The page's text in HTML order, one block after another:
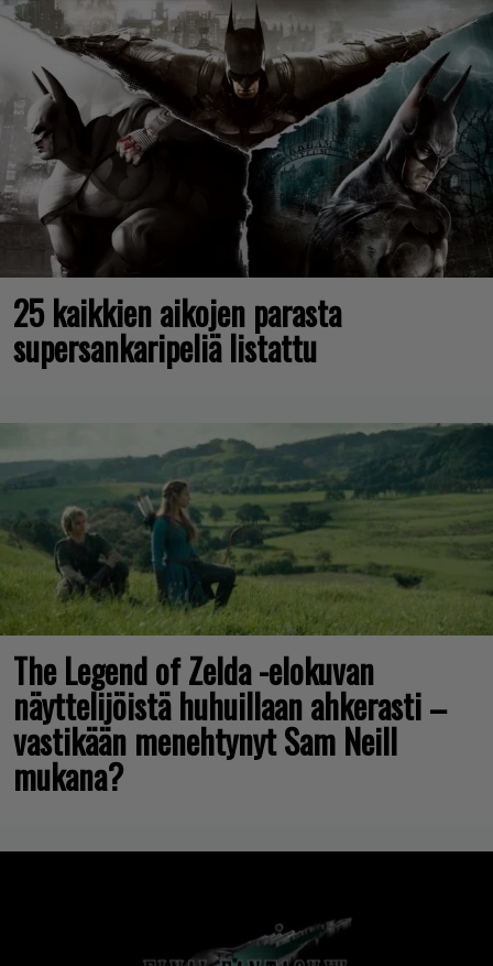
25 kaikkien aikojen parasta
supersankaripeliä listattu
The Legend of Zelda -elokuvan
näyttelijöistä huhuillaan ahkerasti –
vastikään menehtynyt Sam Neill
mukana?